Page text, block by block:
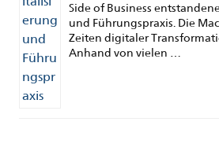
Side of Business
und Führungspraxis. Die
Zeiten digitaler
Anhand von vielen …